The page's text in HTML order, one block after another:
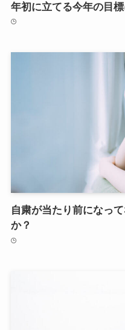
年初に立てる今年の目
自粛が当たり前になっ
か？